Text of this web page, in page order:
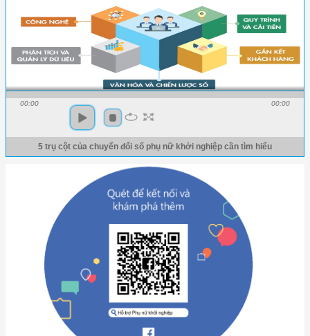
00:00 00:00
5 trụ cột của chuyển đổi số phụ nữ khởi nghiệp cần tìm hiểu